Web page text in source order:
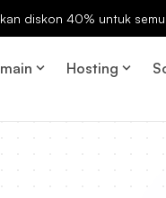
diskon 40% untuk
Hosting